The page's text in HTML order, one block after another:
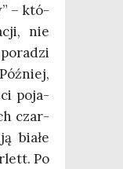
– któ­
nie
poja­
czar­
bia­łe
Po